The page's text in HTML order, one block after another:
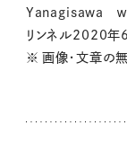
Yanagisawa
リンネル2020年
※ 画像・文章の